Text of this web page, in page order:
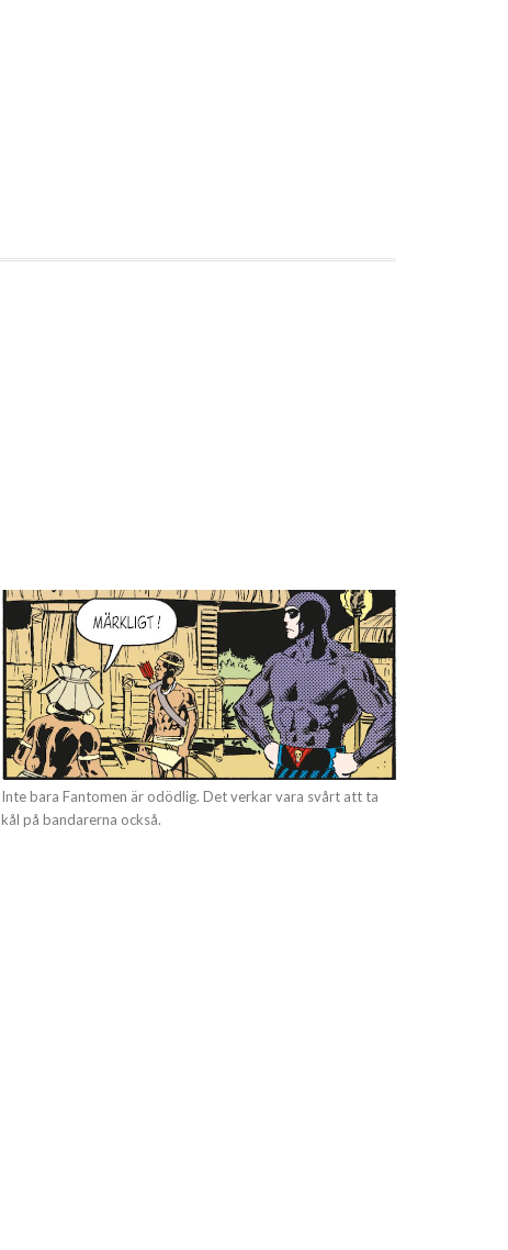
Inte bara Fantomen är odödlig. Det verkar vara svårt att ta
kål på bandarerna också.